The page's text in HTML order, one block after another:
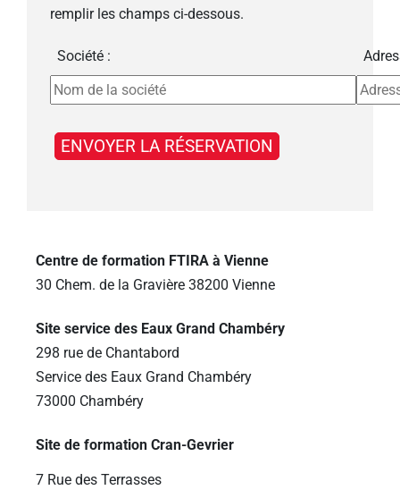
remplir les champs ci-dessous.
Société :
Centre de formation FTIRA à Vienne
30 Chem. de la Gravière 38200 Vienne
Site service des Eaux Grand Chambéry
298 rue de Chantabord
Service des Eaux Grand Chambéry
73000 Chambéry
Site de formation Cran-Gevrier
7 Rue des Terrasses